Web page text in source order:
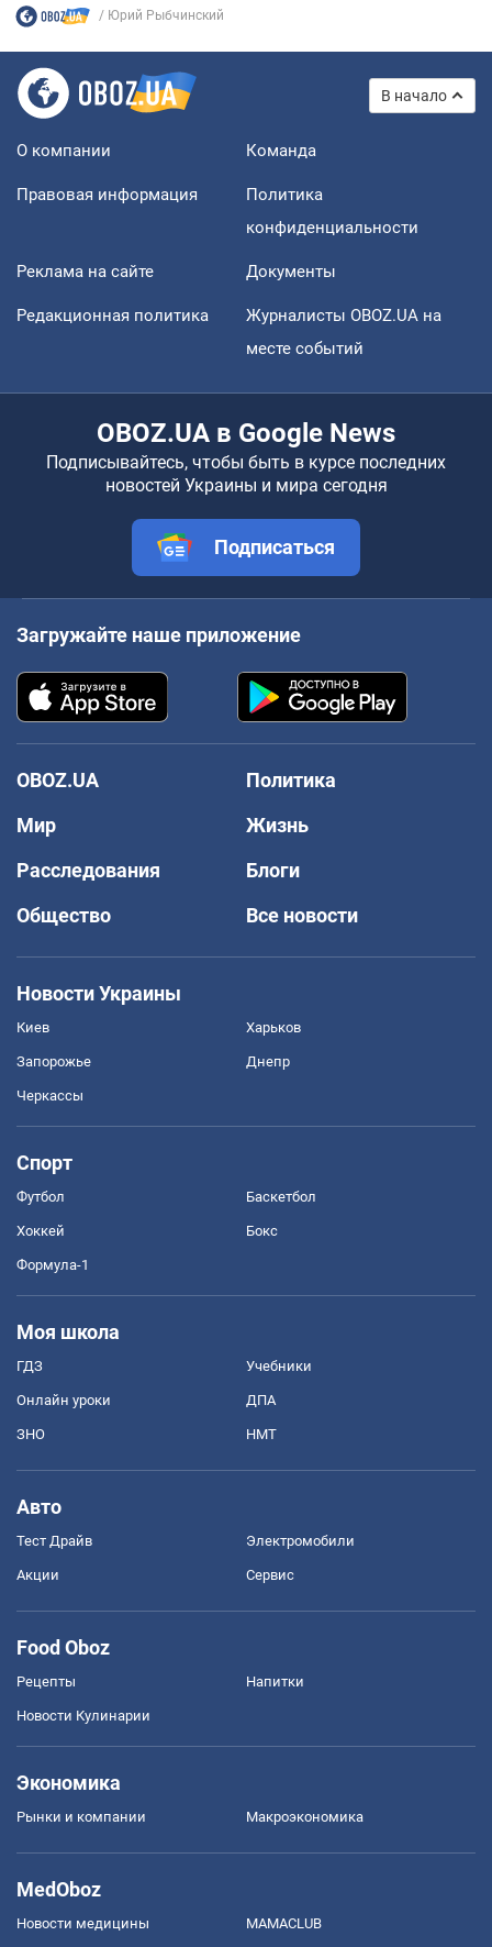
Юрий Рыбчинский
В начало
О компании Команда
Правовая информация
Политика
конфиденциальности
Реклама на сайте Документы
Редакционная политика
Журналисты OBOZ.UA на
месте событий
OBOZ.UA в Google News
Подписывайтесь, чтобы быть в курсе последних
новостей Украины и мира сегодня
Подписаться
Загружайте наше приложение
OBOZ.UA
Политика
Мир
Жизнь
Расследования
Блоги
Общество
Все новости
Новости Украины
Киев Харьков
Запорожье Днепр
Черкассы
Спорт
Футбол Баскетбол
Хоккей Бокс
Формула-1
Моя школа
ГДЗ Учебники
Онлайн уроки ДПА
ЗНО НМТ
Авто
Тест Драйв Электромобили
Акции Сервис
Food Oboz
Рецепты Напитки
Новости Кулинарии
Экономика
Рынки и компании Mакроэкономика
MedOboz
Новости медицины MAMACLUB